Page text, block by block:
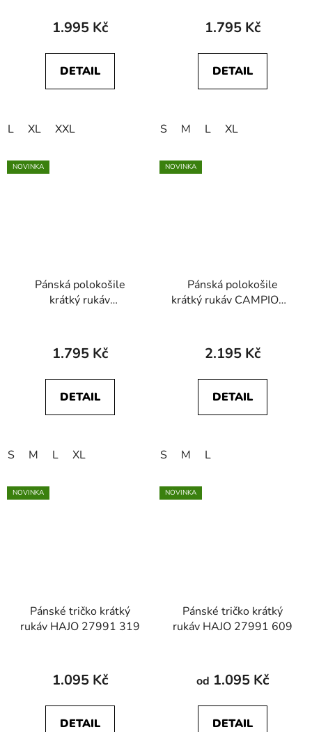
1.995 Kč
DETAIL
L XL XXL
SWEATER Egret
1.795 Kč
DETAIL
S M L XL
NOVINKA
Pánská polokošile
krátký rukáv
SWEATER Black
1.795 Kč
DETAIL
S M L XL
NOVINKA
Pánská polokošile
krátký rukáv CAMPIONE
2.195 Kč
DETAIL
S M L
NOVINKA
Pánské tričko krátký
rukáv HAJO 27991 319
1.095 Kč
DETAIL
NOVINKA
Pánské tričko krátký
rukáv HAJO 27991 609
od 1.095 Kč
DETAIL